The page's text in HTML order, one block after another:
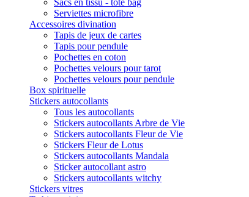
Sacs en tissu - tote bag
Serviettes microfibre
Accessoires divination
Tapis de jeux de cartes
Tapis pour pendule
Pochettes en coton
Pochettes velours pour tarot
Pochettes velours pour pendule
Box spirituelle
Stickers autocollants
Tous les autocollants
Stickers autocollants Arbre de Vie
Stickers autocollants Fleur de Vie
Stickers Fleur de Lotus
Stickers autocollants Mandala
Sticker autocollant astro
Stickers autocollants witchy
Stickers vitres